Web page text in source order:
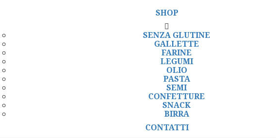
SHOP
SENZA GLUTINE
GALLETTE
FARINE
LEGUMI
OLIO
PASTA
SEMI
CONFETTURE
SNACK
BIRRA
CONTATTI